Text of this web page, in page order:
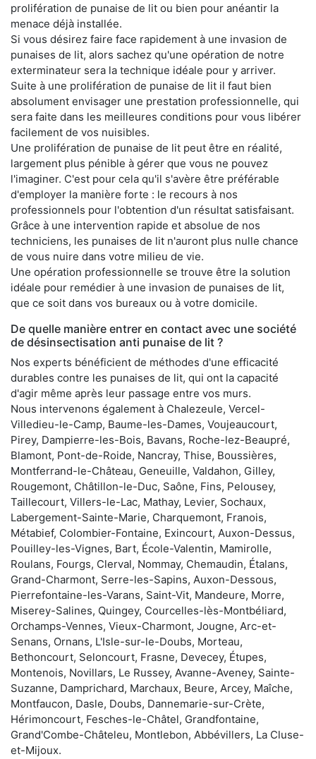
prolifération de punaise de lit ou bien pour anéantir la
menace déjà installée.
Si vous désirez faire face rapidement à une invasion de
punaises de lit, alors sachez qu'une opération de notre
exterminateur sera la technique idéale pour y arriver.
Suite à une prolifération de punaise de lit il faut bien
absolument envisager une prestation professionnelle, qui
sera faite dans les meilleures conditions pour vous libérer
facilement de vos nuisibles.
Une prolifération de punaise de lit peut être en réalité,
largement plus pénible à gérer que vous ne pouvez
l'imaginer. C'est pour cela qu'il s'avère être préférable
d'employer la manière forte : le recours à nos
professionnels pour l'obtention d'un résultat satisfaisant.
Grâce à une intervention rapide et absolue de nos
techniciens, les punaises de lit n'auront plus nulle chance
de vous nuire dans votre milieu de vie.
Une opération professionnelle se trouve être la solution
idéale pour remédier à une invasion de punaises de lit,
que ce soit dans vos bureaux ou à votre domicile.
De quelle manière entrer en contact avec une société
de désinsectisation anti punaise de lit ?
Nos experts bénéficient de méthodes d'une efficacité
durables contre les punaises de lit, qui ont la capacité
d'agir même après leur passage entre vos murs.
Nous intervenons également à Chalezeule, Vercel-
Villedieu-le-Camp, Baume-les-Dames, Voujeaucourt,
Pirey, Dampierre-les-Bois, Bavans, Roche-lez-Beaupré,
Blamont, Pont-de-Roide, Nancray, Thise, Boussières,
Montferrand-le-Château, Geneuille, Valdahon, Gilley,
Rougemont, Châtillon-le-Duc, Saône, Fins, Pelousey,
Taillecourt, Villers-le-Lac, Mathay, Levier, Sochaux,
Labergement-Sainte-Marie, Charquemont, Franois,
Métabief, Colombier-Fontaine, Exincourt, Auxon-Dessus,
Pouilley-les-Vignes, Bart, École-Valentin, Mamirolle,
Roulans, Fourgs, Clerval, Nommay, Chemaudin, Étalans,
Grand-Charmont, Serre-les-Sapins, Auxon-Dessous,
Pierrefontaine-les-Varans, Saint-Vit, Mandeure, Morre,
Miserey-Salines, Quingey, Courcelles-lès-Montbéliard,
Orchamps-Vennes, Vieux-Charmont, Jougne, Arc-et-
Senans, Ornans, L'Isle-sur-le-Doubs, Morteau,
Bethoncourt, Seloncourt, Frasne, Devecey, Étupes,
Montenois, Novillars, Le Russey, Avanne-Aveney, Sainte-
Suzanne, Damprichard, Marchaux, Beure, Arcey, Maîche,
Montfaucon, Dasle, Doubs, Dannemarie-sur-Crète,
Hérimoncourt, Fesches-le-Châtel, Grandfontaine,
Grand'Combe-Châteleu, Montlebon, Abbévillers, La Cluse-
et-Mijoux.